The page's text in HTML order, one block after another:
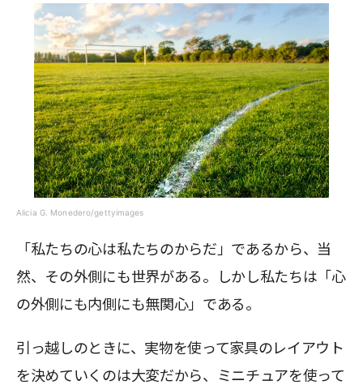
Alicia G. Monedero/gettyimages
「私たちの心は私たちのからだ」であるから、当
然、その外側にも世界がある。しかし私たちは「心
の外側にも内側にも無関心」である。
引っ越しのときに、実物を使って家具のレイアウト
を決めていくのは大変だから、ミニチュアを使って